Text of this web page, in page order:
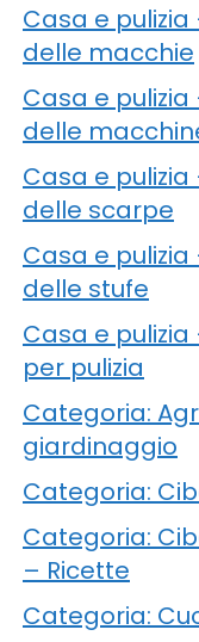
Casa e pulizia
delle macchie
Casa e pulizia
delle
Casa e pulizia
delle scarpe
Casa e pulizia
delle stufe
Casa e pulizia
per pulizia
Categoria:
giardinaggio
Categoria:
Categoria:
– Ricette
Categoria: